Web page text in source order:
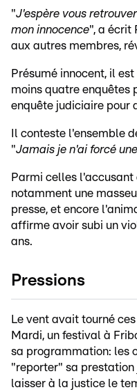
"J'espère vous
mon innocence", a écrit
aux autres membres,
Présumé innocent, il
moins quatre enquêtes
enquête judiciaire pour
Il conteste l'ensemble
"Jamais je n'ai forcé
Parmi celles
notamment une
presse, et encore
affirme avoir subi un
ans.
Pressions
Le vent avait tourné
Mardi, un festival à
sa programmation: les
"reporter" sa prestation
laisser à la justice le